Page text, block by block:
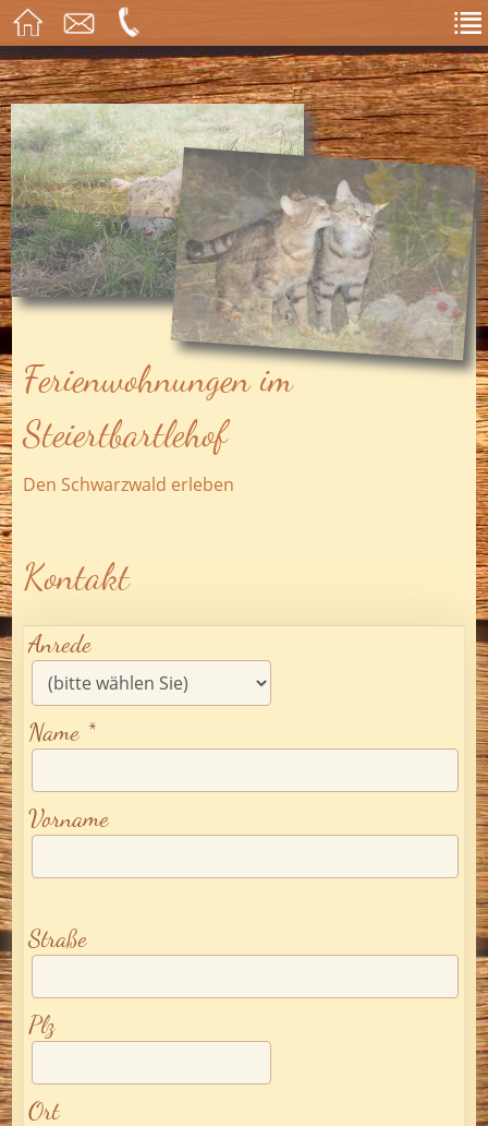
Ferienwohnungen im
Steiertbartlehof
Den Schwarzwald erleben
Kontakt
Anrede
Name *
Vorname
Straße
Plz
Ort